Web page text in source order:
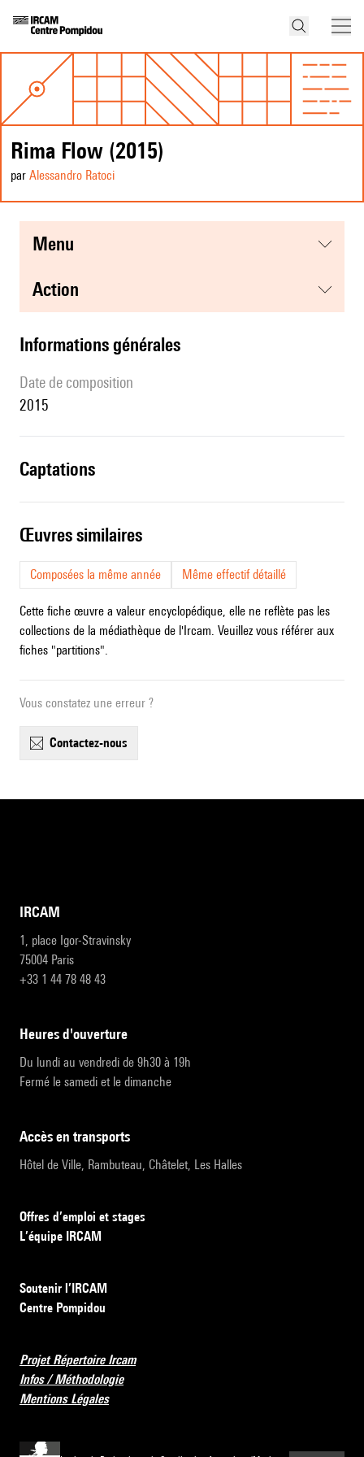
Rima Flow (2015)
par Alessandro Ratoci
menu
action
informations générales
date de composition
2015
captations
œuvres similaires
Composées la même année Même effectif détaillé
Cette fiche œuvre a valeur encyclopédique, elle ne reflète pas les
collections de la médiathèque de l'Ircam. Veuillez vous référer aux
fiches "partitions".
Vous constatez une erreur ?
contactez-nous
IRCAM
1, place Igor-Stravinsky
75004 Paris
+33 1 44 78 48 43
heures d'ouverture
Du lundi au vendredi de 9h30 à 19h
Fermé le samedi et le dimanche
accès en transports
Hôtel de Ville, Rambuteau, Châtelet, Les Halles
Offres d’emploi et stages
L’équipe IRCAM
Soutenir l’IRCAM
Centre Pompidou
Projet Répertoire Ircam
Infos / Méthodologie
Mentions Légales